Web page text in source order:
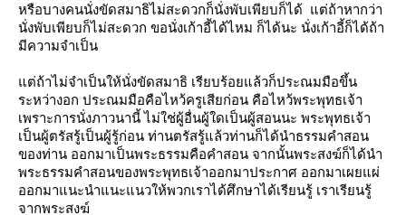
หรือบางคนนั่งขัดสมาธิไม่สะดวกก็นั่งพับเพียบก็ได้ แต่ถ้าหากว่า
นั่งพับเพียบก็ไม่สะดวก ขอนั่งเก้าอี้ได้ไหม ก็ได้นะ นั่งเก้าอี้ก็ได้ถ้า
มีความจำเป็น
ต่ถ้าไม่จำเป็นให้นั่งขัดสมาธิ เรียบร้อยแล้วก็ประณมมือขึ้น
ระหว่างอก ประณมมือคือไหว้ครูเสียก่อน คือไหว้พระพุทธเจ้า
เพราะการนั่งภาวนานี้ ไม่ใช่ผู้อื่นผู้ใดเป็นผู้สอนนะ พระพุทธเจ้า
เป็นผู้ตรัสรู้เป็นผู้รู้ก่อน ท่านตรัสรู้แล้วท่านก็ได้นำธรรมคำสอน
ของท่าน ออกมาเป็นพระธรรมคือคำสอน จากนั้นพระสงฆ์ก็ได้นำ
พระธรรมคำสอนของพระพุทธเจ้าออกมาประกาศ ออกมาเผยแผ่
ออกมาแนะนำแนะแนวให้พวกเราได้ศึกษาได้เรียนรู้ เราเรียนรู้
จากพระสงฆ์